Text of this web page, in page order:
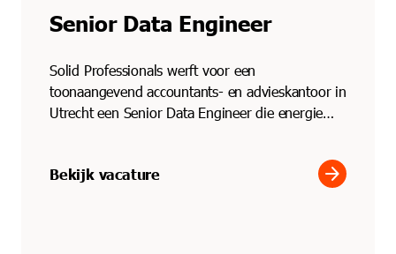
Senior Data Engineer
Solid Professionals werft voor een
toonaangevend accountants- en advieskantoor in
Utrecht een Senior Data Engineer die energie
Bekijk vacature arrow_forward